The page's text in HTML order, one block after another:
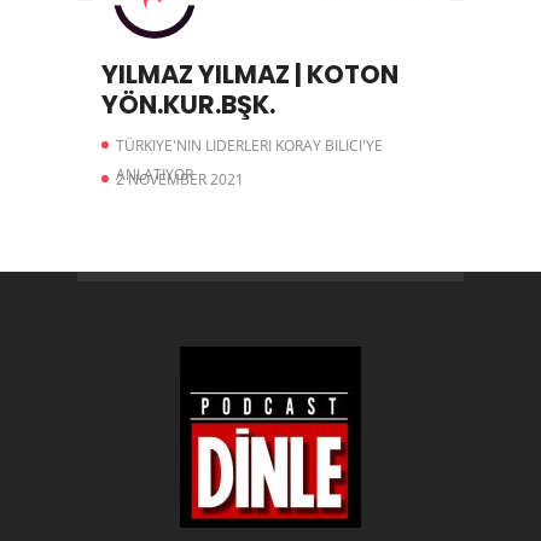
YILMAZ YILMAZ | KOTON
YÖN.KUR.BŞK.
TÜRKIYE'NIN LIDERLERI KORAY BILICI'YE
ANLATIYOR
2 NOVEMBER 2021